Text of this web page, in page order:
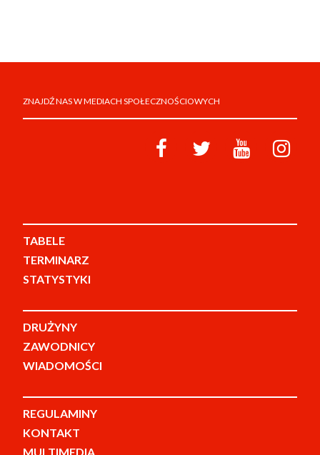
ZNAJDŹ NAS W MEDIACH SPOŁECZNOŚCIOWYCH
TABELE
TERMINARZ
STATYSTYKI
DRUŻYNY
ZAWODNICY
WIADOMOŚCI
REGULAMINY
KONTAKT
MULTIMEDIA